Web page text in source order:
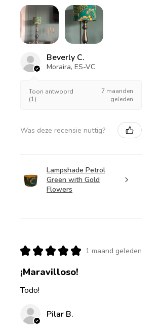
Beverly C.
Moraira, ES-VC
Toon antwoord
(1)
7 maanden
geleden
Was deze recensie nuttig?
Lampshade Petrol
Green with Gold
Flowers
★ ★ ★ ★ ★ 1 maand geleden
¡Maravilloso!
Todo!
Pilar B.